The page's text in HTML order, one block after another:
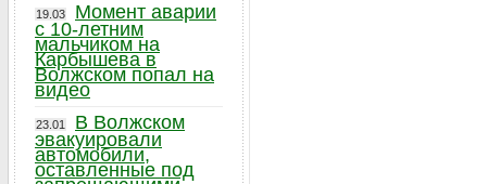
19.03
Момент аварии
с 10-летним
мальчиком на
Карбышева в
Волжском попал на
видео
23.01
В Волжском
эвакуировали
автомобили,
оставленные под